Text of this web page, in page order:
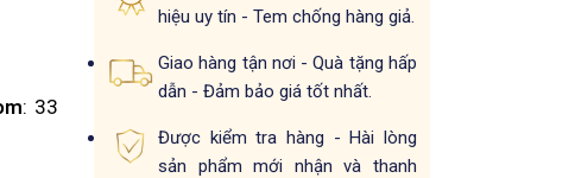
: 33
hiệu uy tín - Tem chống hàng giả.
Giao hàng tận nơi - Quà tặng hấp
dẫn - Đảm bảo giá tốt nhất.
Được kiểm tra hàng - Hài lòng
sản phẩm mới nhận và thanh